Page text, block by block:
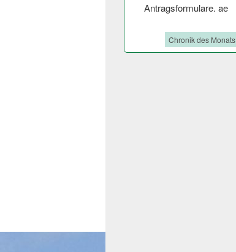
Antragsformula­re. ae
Chronik des Monats